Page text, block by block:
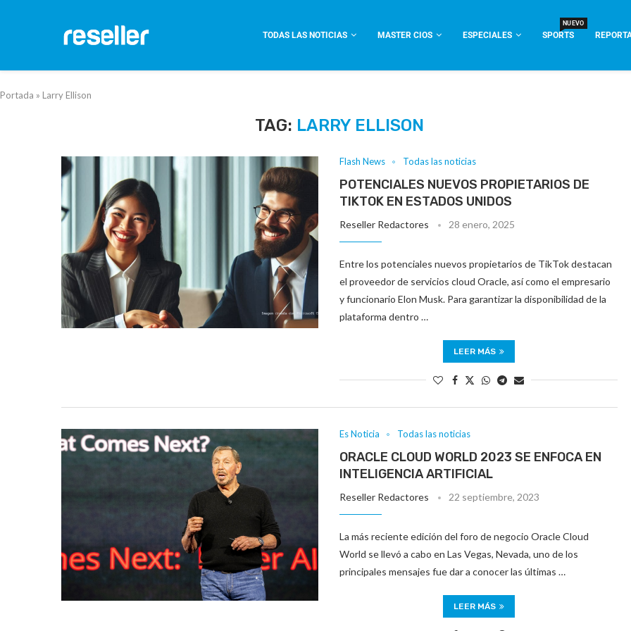
TODAS LAS NOTICIAS MASTER CIOS ESPECIALES SPORTS
NUEVO
Portada » Larry Ellison
TAG: LARRY ELLISON
Flash News Todas las noticias
POTENCIALES NUEVOS PROPIETARIOS DE
TIKTOK EN ESTADOS UNIDOS
Reseller Redactores 28 enero, 2025
Entre los potenciales nuevos propietarios de TikTok destacan
el proveedor de servicios cloud Oracle, así como el empresario
y funcionario Elon Musk. Para garantizar la disponibilidad de la
plataforma dentro …
LEER MÁS
Es Noticia Todas las noticias
ORACLE CLOUD WORLD 2023 SE ENFOCA EN
INTELIGENCIA ARTIFICIAL
Reseller Redactores 22 septiembre, 2023
La más reciente edición del foro de negocio Oracle Cloud
World se llevó a cabo en Las Vegas, Nevada, uno de los
principales mensajes fue dar a conocer las últimas …
LEER MÁS